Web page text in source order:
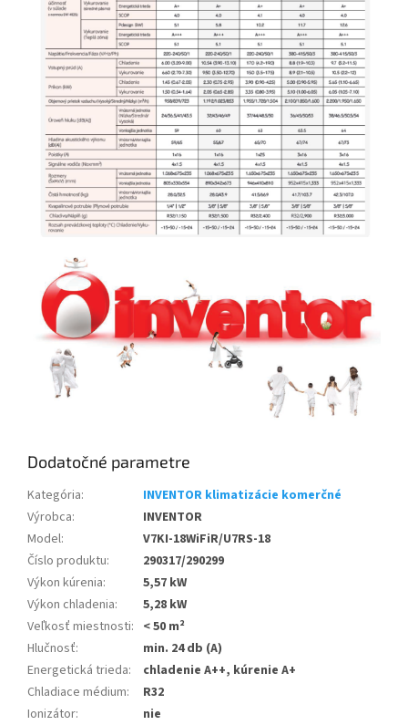
Dodatočné parametre
Kategória:
INVENTOR klimatizácie komerčné
Výrobca:
INVENTOR
Model:
V7KI-18WiFiR/U7RS-18
Číslo produktu:
290317/290299
Výkon kúrenia:
5,57 kW
Výkon chladenia:
5,28 kW
Veľkosť miestnosti: < 50 m²
Hlučnosť:
min. 24 db (A)
Energetická trieda:
chladenie A++, kúrenie A+
Chladiace médium:
R32
Ionizátor:
nie